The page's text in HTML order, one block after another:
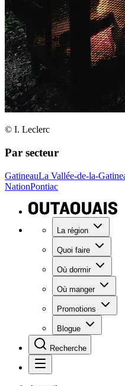
© I. Leclerc
Par secteur
GatineauLa Vallée-de-la-
NationPontiac
La région
Quoi faire
Où dormir
Où manger
Promotions
Blogue
Recherche